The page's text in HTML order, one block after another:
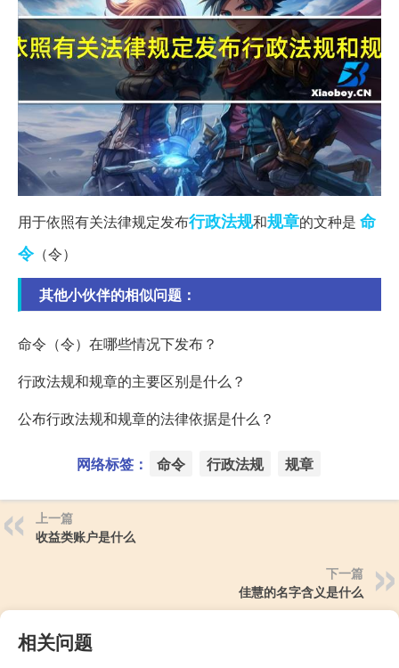
用于依照有关法律规定发布行政法规和规章的文种是 命
令（令）
其他小伙伴的相似问题：
命令（令）在哪些情况下发布？
行政法规和规章的主要区别是什么？
公布行政法规和规章的法律依据是什么？
网络标签： 命令 行政法规 规章
上一篇
收益类账户是什么
下一篇
佳慧的名字含义是什么
相关问题